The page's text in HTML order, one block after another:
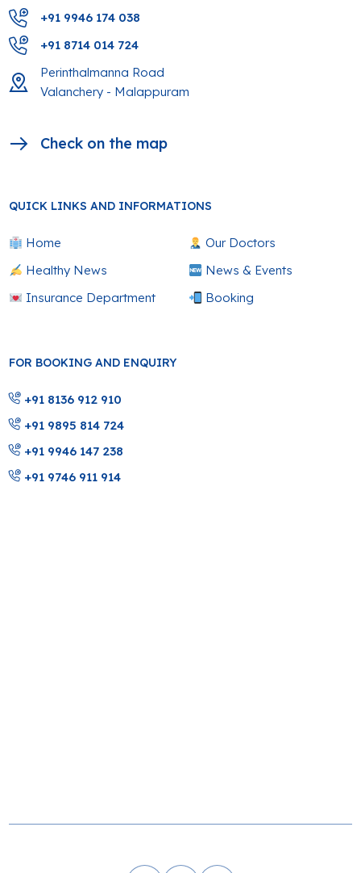
+91 9946 174 038
+91 8714 014 724
Perinthalmanna Road
Valanchery - Malappuram
Check on the map
QUICK LINKS AND INFORMATIONS
Home
Our Doctors
Healthy News
News & Events
Insurance Department
Booking
FOR BOOKING AND ENQUIRY
+91 8136 912 910
+91 9895 814 724
+91 9946 147 238
+91 9746 911 914